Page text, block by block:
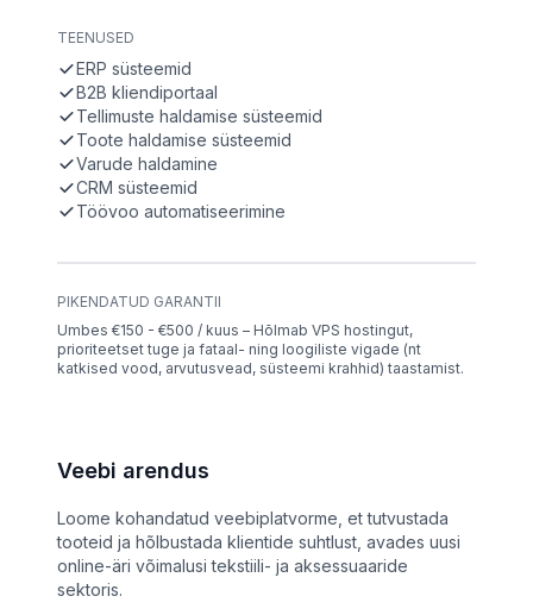
TEENUSED
ERP süsteemid
B2B kliendiportaal
Tellimuste haldamise süsteemid
Toote haldamise süsteemid
Varude haldamine
CRM süsteemid
Töövoo automatiseerimine
PIKENDATUD GARANTII
Umbes €150 - €500 / kuus – Hõlmab VPS hostingut,
prioriteetset tuge ja fataal- ning loogiliste vigade (nt
katkised vood, arvutusvead, süsteemi krahhid) taastamist.
Veebi arendus
Loome kohandatud veebiplatvorme, et tutvustada
tooteid ja hõlbustada klientide suhtlust, avades uusi
online-äri võimalusi tekstiili- ja aksessuaaride
sektoris.